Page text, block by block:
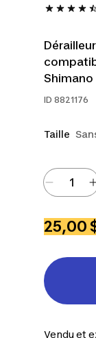
ID 8821176
Taille
25,00
Vendu et